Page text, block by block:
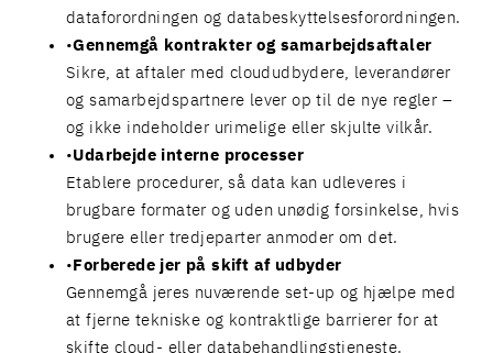
dataforordningen og databeskyttelsesforordningen.
Gennemgå kontrakter og samarbejdsaftaler
Sikre, at aftaler med cloududbydere, leverandører
og samarbejdspartnere lever op til de nye regler –
og ikke indeholder urimelige eller skjulte vilkår.
Udarbejde interne processer
Etablere procedurer, så data kan udleveres i
brugbare formater og uden unødig forsinkelse, hvis
brugere eller tredjeparter anmoder om det.
Forberede jer på skift af udbyder
Gennemgå jeres nuværende set-up og hjælpe med
at fjerne tekniske og kontraktlige barrierer for at
skifte cloud- eller databehandlingstjeneste.